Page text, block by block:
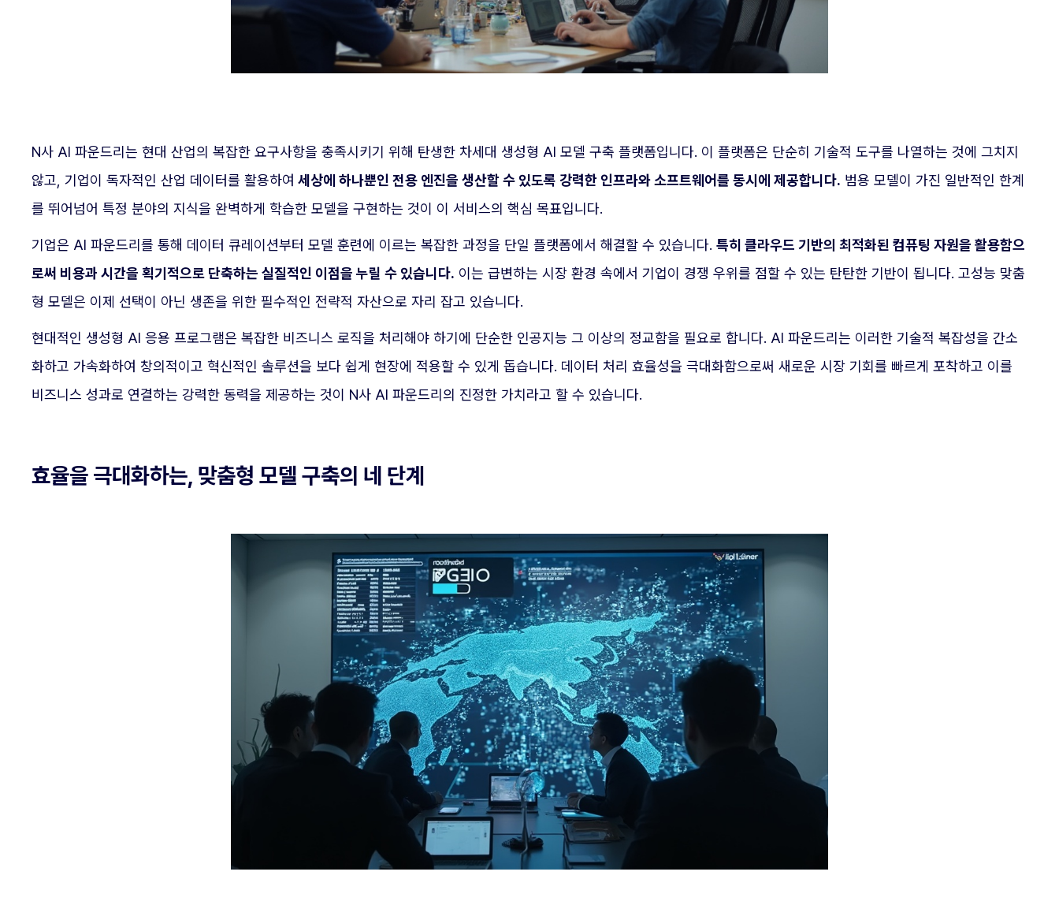
N사 AI 파운드리는 현대 산업의 복잡한 요구사항을 충족시키기 위해 탄생한 차세대 생성형 AI 모델 구축 플랫폼입니다. 이 플랫폼은 단순히 기술적 도구를 나열하는 것에 그치지
않고, 기업이 독자적인 산업 데이터를 활용하여 세상에 하나뿐인 전용 엔진을 생산할 수 있도록 강력한 인프라와 소프트웨어를 동시에 제공합니다. 범용 모델이 가진 일반적인 한계
를 뛰어넘어 특정 분야의 지식을 완벽하게 학습한 모델을 구현하는 것이 이 서비스의 핵심 목표입니다.
기업은 AI 파운드리를 통해 데이터 큐레이션부터 모델 훈련에 이르는 복잡한 과정을 단일 플랫폼에서 해결할 수 있습니다. 특히 클라우드 기반의 최적화된 컴퓨팅 자원을 활용함으
로써 비용과 시간을 획기적으로 단축하는 실질적인 이점을 누릴 수 있습니다. 이는 급변하는 시장 환경 속에서 기업이 경쟁 우위를 점할 수 있는 탄탄한 기반이 됩니다. 고성능 맞춤
형 모델은 이제 선택이 아닌 생존을 위한 필수적인 전략적 자산으로 자리 잡고 있습니다.
현대적인 생성형 AI 응용 프로그램은 복잡한 비즈니스 로직을 처리해야 하기에 단순한 인공지능 그 이상의 정교함을 필요로 합니다. AI 파운드리는 이러한 기술적 복잡성을 간소
화하고 가속화하여 창의적이고 혁신적인 솔루션을 보다 쉽게 현장에 적용할 수 있게 돕습니다. 데이터 처리 효율성을 극대화함으로써 새로운 시장 기회를 빠르게 포착하고 이를
비즈니스 성과로 연결하는 강력한 동력을 제공하는 것이 N사 AI 파운드리의 진정한 가치라고 할 수 있습니다.
효율을 극대화하는, 맞춤형 모델 구축의 네 단계